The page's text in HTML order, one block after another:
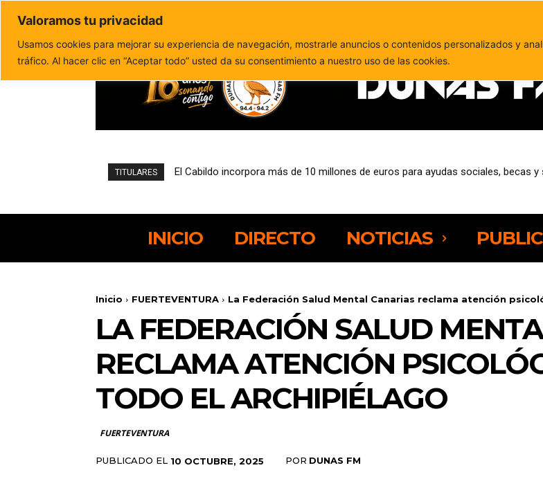
Valoramos tu privacidad
Usamos cookies para mejorar su experiencia de navegación, mostrarle anuncios o contenidos personalizados y
tráfico. Al hacer clic en “Aceptar todo” usted da su consentimiento a nuestro uso de las cookies.
Política de privacidad
TITULARES El Cabildo incorpora más de 10 millones de euros para ayudas sociales, becas
INICIO DIRECTO NOTICIAS
Inicio FUERTEVENTURA La Federación Salud Mental Canarias reclama atención
LA FEDERACIÓN SALUD
RECLAMA ATENCIÓN
TODO EL ARCHIPIÉLAGO
FUERTEVENTURA
PUBLICADO EL 10 OCTUBRE, 2025 POR DUNAS FM